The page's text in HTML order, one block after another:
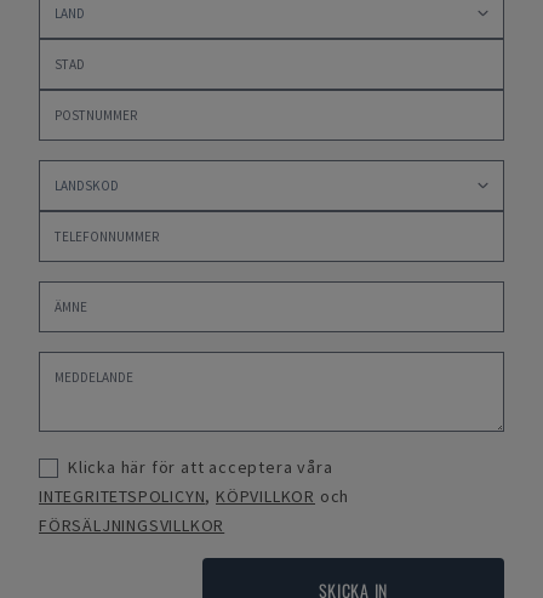
Klicka här för att acceptera våra
INTEGRITETSPOLICYN, KÖPVILLKOR och
FÖRSÄLJNINGSVILLKOR
SKICKA IN